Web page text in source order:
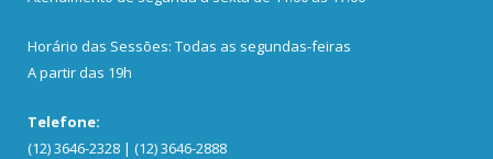
Horário das Sessões: Todas as segundas-feiras
A partir das 19h
Telefone:
(12) 3646-2328 | (12) 3646-2888